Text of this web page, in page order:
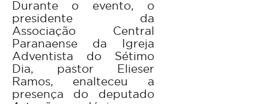
Durante o evento, o
presidente da
Associação Central
Paranaense da Igreja
Adventista do Sétimo
Dia, pastor Elieser
Ramos, enalteceu a
presença do deputado